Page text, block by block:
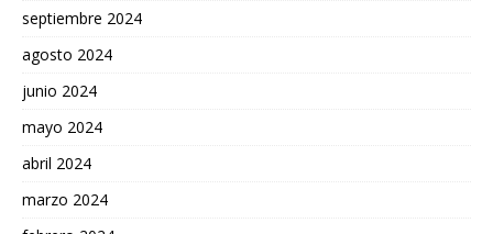
septiembre 2024
agosto 2024
junio 2024
mayo 2024
abril 2024
marzo 2024